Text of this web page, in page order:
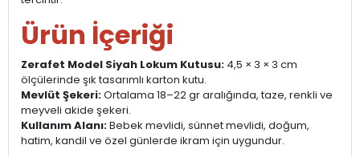
Ürün İçeriği
Zerafet Model Siyah Lokum Kutusu: 4,5 × 3 × 3 cm
ölçülerinde şık tasarımlı karton kutu.
Mevlüt Şekeri:Ortalama 18–22 gr aralığında, taze, renkli ve
meyveli akide şekeri.
Kullanım Alanı:Bebek mevlidi, sünnet mevlidi, doğum,
hatim, kandil ve özel günlerde ikram için uygundur.